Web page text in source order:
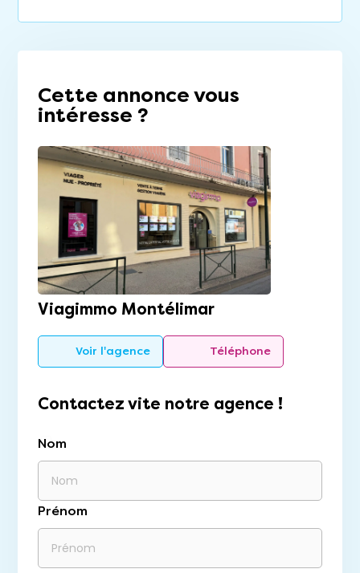
Cette annonce vous
intéresse ?
Viagimmo Montélimar
Voir l'agence Téléphone
Contactez vite notre agence !
Nom
Prénom